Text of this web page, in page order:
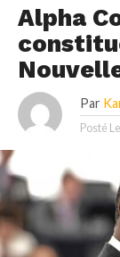
Alpha
Par
Posté Le